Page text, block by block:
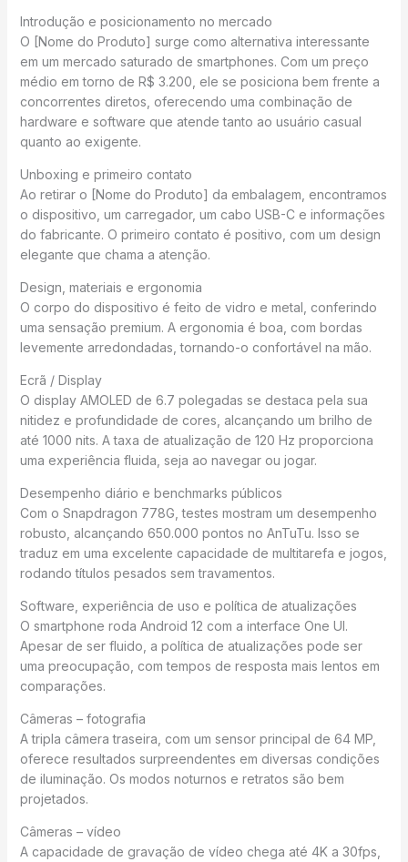
Introdução e posicionamento no mercado
O [Nome do Produto] surge como alternativa interessante
em um mercado saturado de smartphones. Com um preço
médio em torno de R$ 3.200, ele se posiciona bem frente a
concorrentes diretos, oferecendo uma combinação de
hardware e software que atende tanto ao usuário casual
quanto ao exigente.
Unboxing e primeiro contato
Ao retirar o [Nome do Produto] da embalagem, encontramos
o dispositivo, um carregador, um cabo USB-C e informações
do fabricante. O primeiro contato é positivo, com um design
elegante que chama a atenção.
Design, materiais e ergonomia
O corpo do dispositivo é feito de vidro e metal, conferindo
uma sensação premium. A ergonomia é boa, com bordas
levemente arredondadas, tornando-o confortável na mão.
Ecrã / Display
O display AMOLED de 6.7 polegadas se destaca pela sua
nitidez e profundidade de cores, alcançando um brilho de
até 1000 nits. A taxa de atualização de 120 Hz proporciona
uma experiência fluida, seja ao navegar ou jogar.
Desempenho diário e benchmarks públicos
Com o Snapdragon 778G, testes mostram um desempenho
robusto, alcançando 650.000 pontos no AnTuTu. Isso se
traduz em uma excelente capacidade de multitarefa e jogos,
rodando títulos pesados sem travamentos.
Software, experiência de uso e política de atualizações
O smartphone roda Android 12 com a interface One UI.
Apesar de ser fluido, a política de atualizações pode ser
uma preocupação, com tempos de resposta mais lentos em
comparações.
Câmeras – fotografia
A tripla câmera traseira, com um sensor principal de 64 MP,
oferece resultados surpreendentes em diversas condições
de iluminação. Os modos noturnos e retratos são bem
projetados.
Câmeras – vídeo
A capacidade de gravação de vídeo chega até 4K a 30fps,